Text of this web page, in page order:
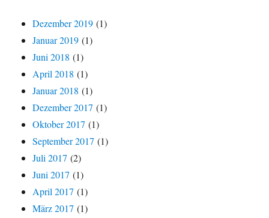
Dezember 2019 (1)
Januar 2019 (1)
Juni 2018 (1)
April 2018 (1)
Januar 2018 (1)
Dezember 2017 (1)
Oktober 2017 (1)
September 2017 (1)
Juli 2017 (2)
Juni 2017 (1)
April 2017 (1)
März 2017 (1)